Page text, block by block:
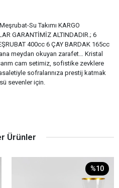
Su Takımı KARGO
GARANTİMİZ ALTINDADIR.; 6
400cc 6 ÇAY BARDAK 165cc
meydan okuyan zarafet… Kristal
cam setimiz, sofistike zevklere
sofralarınıza prestij katmak
sevenler için.
Ürünler
%10